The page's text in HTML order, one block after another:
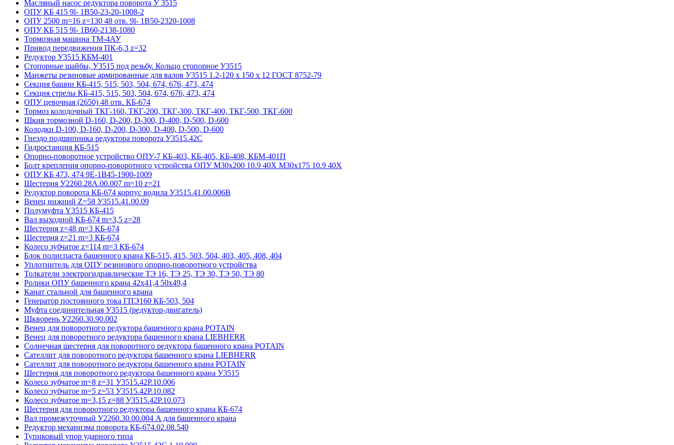
Масляный насос редуктора поворота У 3515
ОПУ КБ 415 9l- 1B50-23-20-1008-2
ОПУ 2500 m=16 z=130 48 отв. 9l- 1B50-2320-1008
ОПУ КБ 515 9l- 1B60-2138-1080
Тормозная машина ТМ-4АУ
Привод передвижения ПК-6,3 z=32
Редуктор У3515 КБМ-401
Стопорные шайбы, У3515 под резьбу. Кольцо стопорное У3515
Манжеты резиновые армированные для валов У3515 1.2-120 x 150 x 12 ГОСТ 8752-79
Секция башни КБ-415, 515, 503, 504, 674, 676, 473, 474
Секция стрелы КБ-415, 515, 503, 504, 674, 676, 473, 474
ОПУ цевочная (2650) 48 отв. КБ-674
Тормоз колодочный ТКГ-160, ТКГ-200, ТКГ-300, ТКГ-400, ТКГ-500, ТКГ-600
Шкив тормозной D-160, D-200, D-300, D-400, D-500, D-600
Колодки D-100, D-160, D-200, D-300, D-400, D-500, D-600
Гнездо подшипника редуктора поворота У3515.42С
Гидростанция КБ-515
Опорно-поворотное устройство ОПУ-7 КБ-403, КБ-405, КБ-408, КБМ-401П
Болт крепления опорно-поворотного устройства ОПУ М30х200 10.9 40Х М30х175 10.9 40Х
ОПУ КБ 473, 474 9E-1B45-1900-1009
Шестерня У2260.28А.00.007 m=10 z=21
Редуктор поворота КБ-674 корпус водила У3515.41.00.006В
Венец нижний Z=58 У3515.41.00.09
Полумуфта Y3515 КБ-415
Вал выходной КБ-674 m=3,5 z=28
Шестерня z=48 m=3 КБ-674
Шестерня z=21 m=3 КБ-674
Колесо зубчатое z=114 m=3 КБ-674
Блок полиспаста башенного крана КБ-515, 415, 503, 504, 403, 405, 408, 404
Уплотнитель для ОПУ резинового опорно-поворотного устройства
Толкатели электрогидравлические ТЭ 16, ТЭ 25, ТЭ 30, ТЭ 50, ТЭ 80
Ролики ОПУ башенного крана 42х41,4 50х49,4
Канат стальной для башенного крана
Генератор постоянного тока ГПЭ160 КБ-503, 504
Муфта соединительная У3515 (редуктор-двигатель)
Шкворень У2260.30.90.002
Венец для поворотного редуктора башенного крана POTAIN
Венец для поворотного редуктора башенного крана LIEBHERR
Солнечная шестерня для поворотного редуктора башенного крана POTAIN
Сателлит для поворотного редуктора башенного крана LIEBHERR
Сателлит для поворотного редуктора башенного крана POTAIN
Шестерня для поворотного редуктора башенного крана У3515
Колесо зубчатое m=8 z=31 У3515.42P.10.006
Колесо зубчатое m=5 z=53 У3515.42P.10.082
Колесо зубчатое m=3,15 z=88 У3515.42P.10.073
Шестерня для поворотного редуктора башенного крана КБ-674
Вал промежуточный У2260.30.00.004 А для башенного крана
Редуктор механизма поворота КБ-674.02.08.540
Тупиковый упор ударного типа